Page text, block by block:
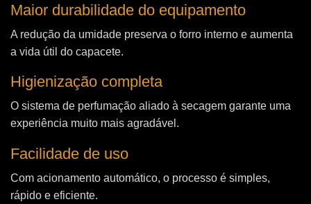
Maior durabilidade do equipamento
A redução da umidade preserva o forro interno e aumenta
a vida útil do capacete.
Higienização completa
O sistema de perfumação aliado à secagem garante uma
experiência muito mais agradável.
Facilidade de uso
Com acionamento automático, o processo é simples,
rápido e eficiente.